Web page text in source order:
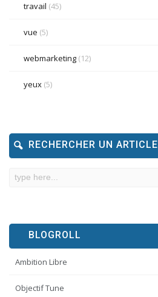
travail (45)
vue (5)
webmarketing (12)
yeux (5)
RECHERCHER UN ARTICLE
BLOGROLL
Ambition Libre
Objectif Tune